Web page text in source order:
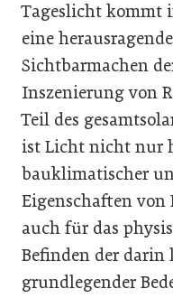
Tageslicht kommt
eine
Sichtbarmachen
Inszenierung von
Teil des
ist Licht nicht nur
bauklimatischer
Eigenschaften von
auch für das
Befinden der darin
grundlegender